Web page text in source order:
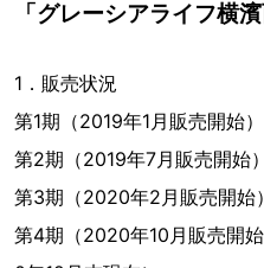
「グレーシアライフ横
1．販売状況
第1期（2019年1月販売開始
第2期（2019年7月販売開始
第3期（2020年2月販売開始
第4期（2020年10月販売開